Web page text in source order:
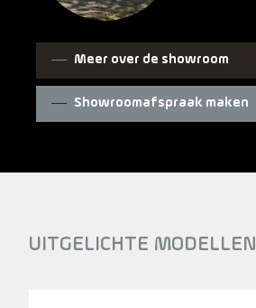
Meer over de showroom
Showroomafspraak maken
UITGELICHTE MODELLEN